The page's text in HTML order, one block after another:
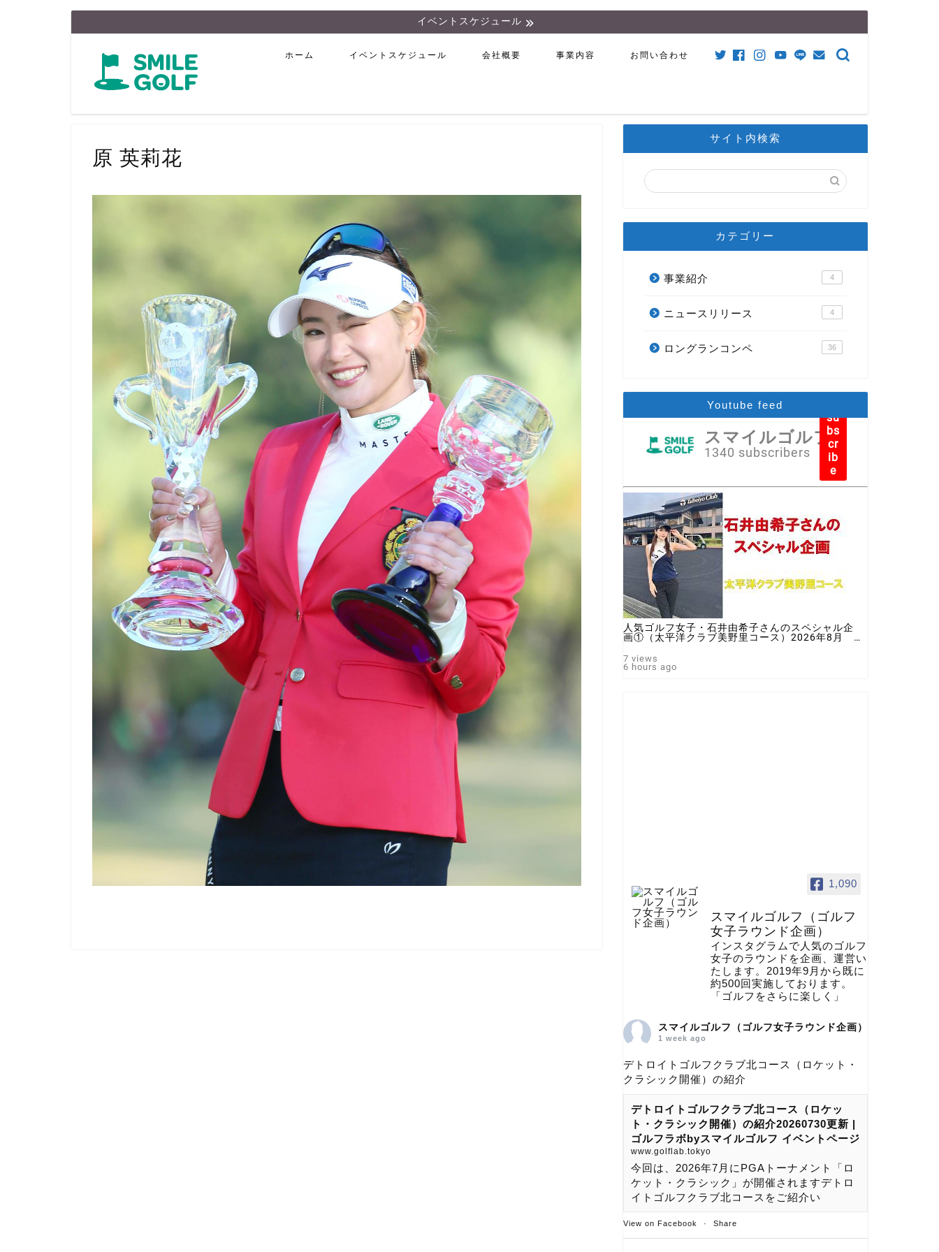
イベントスケジュール
ホーム イベントスケジュール 会社概要 事業内容 お問い合わせ
原 英莉花
サイト内検索
カテゴリー
事業紹介 4
ニュースリリース 4
ロングランコンペ 36
Youtube feed
スマイルゴルフ
1340 subscribers
su
bs
cr
ib
e
人気ゴルフ女子・石井由希子さんのスペシャル企
画①（太平洋クラブ美野里コース）2026年8月 ♯
画 ♯スマイルゴルフ
7 views
6 hours ago
1,090
スマイルゴルフ（ゴルフ
女子ラウンド企画）
インスタグラムで人気のゴルフ
女子のラウンドを企画、運営い
たします。2019年9月から既に
約500回実施しております。
「ゴルフをさらに楽しく」
スマイルゴルフ（ゴルフ女子ラウンド企画）
1 week ago
デトロイトゴルフクラブ北コース（ロケット・
クラシック開催）の紹介
デトロイトゴルフクラブ北コース（ロケッ
ト・クラシック開催）の紹介20260730更新 |
ゴルフラボbyスマイルゴルフ イベントページ
www.golflab.tokyo
今回は、2026年7月にPGAトーナメント「ロ
ケット・クラシック」が開催されますデトロ
イトゴルフクラブ北コースをご紹介い
View on Facebook · Share